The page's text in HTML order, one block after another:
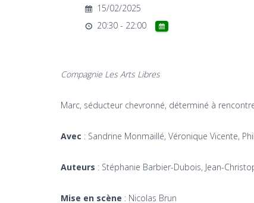
15/02/2025
20:30 - 22:00
Compagnie Les Arts Libres
Marc, séducteur chevronné, déterminé à
Avec : Sandrine Monmaillé, Véronique Vicente,
Auteurs : Stéphanie Barbier-Dubois, Jean-
Mise en scène : Nicolas Brun